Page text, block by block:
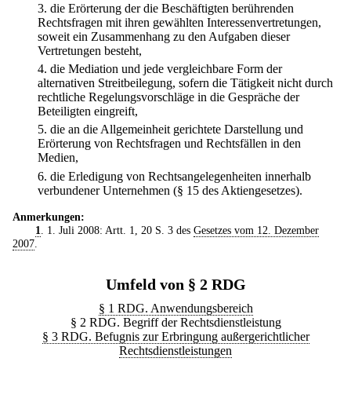
3. die Erörterung der die Beschäftigten berührenden
Rechtsfragen mit ihren gewählten Interessenvertretungen,
soweit ein Zusammenhang zu den Aufgaben dieser
Vertretungen besteht,
4. die Mediation und jede vergleichbare Form der
alternativen Streitbeilegung, sofern die Tätigkeit nicht durch
rechtliche Regelungsvorschläge in die Gespräche der
Beteiligten eingreift,
5. die an die Allgemeinheit gerichtete Darstellung und
Erörterung von Rechtsfragen und Rechtsfällen in den
Medien,
6. die Erledigung von Rechtsangelegenheiten innerhalb
verbundener Unternehmen (§ 15 des Aktiengesetzes).
Anmerkungen:
1
. 1. Juli 2008: Artt. 1, 20 S. 3 des Gesetzes vom 12. Dezember
2007
Umfeld von § 2 RDG
§ 1 RDG. Anwendungsbereich
§ 2 RDG. Begriff der Rechtsdienstleistung
§ 3 RDG. Befugnis zur Erbringung außergerichtlicher
Rechtsdienstleistungen